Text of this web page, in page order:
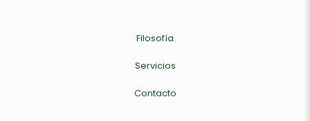
Filosofía
Servicios
Contacto